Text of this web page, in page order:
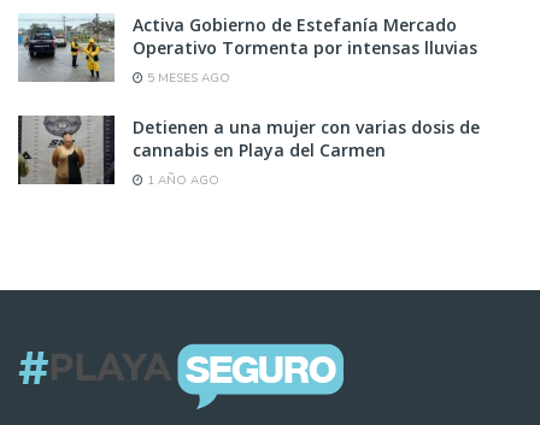
Activa Gobierno de Estefanía Mercado
Operativo Tormenta por intensas lluvias
5 MESES AGO
Detienen a una mujer con varias dosis de
cannabis en Playa del Carmen
1 AÑO AGO